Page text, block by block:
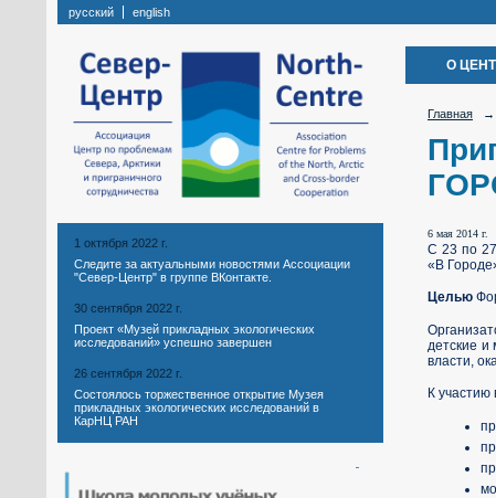
русский english
1 октября 2022 г.
Следите за актуальными новостями Ассоциации
"Север-Центр" в группе ВКонтакте.
30 сентября 2022 г.
Проект «Музей прикладных экологических
исследований» успешно завершен
26 сентября 2022 г.
Состоялось торжественное открытие Музея
прикладных экологических исследований в
КарНЦ РАН
О
Главная →
6 мая 2014 г.
С 23 по
«В
Целью
детские
власти,
К